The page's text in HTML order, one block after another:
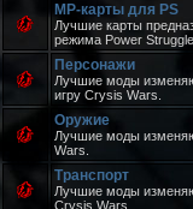
MP-карты для PS
Лучшие карты
режима Power
Персонажи
Лучшие моды
игру Crysis Wars.
Оружие
Лучшие моды
Wars.
Транспорт
Лучшие моды
Crysis Wars.